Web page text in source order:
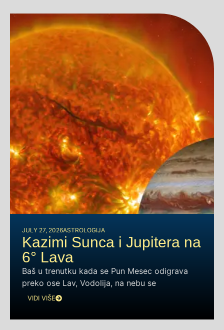
JULY 27, 2026ASTROLOGIJA
Kazimi Sunca i Jupitera na
6° Lava
Baš u trenutku kada se Pun Mesec odigrava
preko ose Lav, Vodolija, na nebu se
VIDI VIŠE